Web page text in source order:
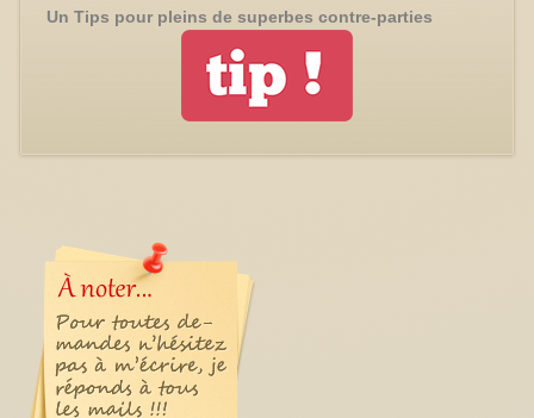
Un Tips pour pleins de superbes contre-parties